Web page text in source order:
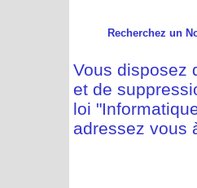
Recherchez un
Vous disposez
et de
loi
adressez vous